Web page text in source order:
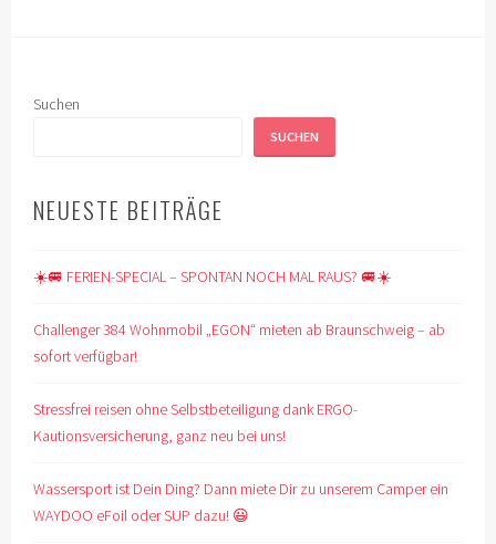
Suchen
SUCHEN
NEUESTE BEITRÄGE
☀️🚐 FERIEN-SPECIAL – SPONTAN NOCH MAL RAUS? 🚐☀️
Challenger 384 Wohnmobil „EGON“ mieten ab Braunschweig – ab
sofort verfügbar!
Stressfrei reisen ohne Selbstbeteiligung dank ERGO-
Kautionsversicherung, ganz neu bei uns!
Wassersport ist Dein Ding? Dann miete Dir zu unserem Camper ein
WAYDOO eFoil oder SUP dazu! 😃